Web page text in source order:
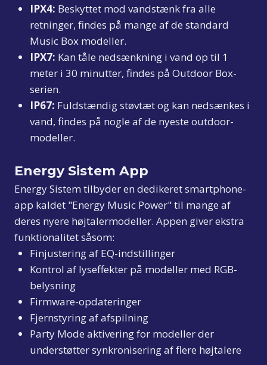
IPX4: Beskyttet mod vandstænk fra alle
retninger, findes på mange af de standard
Music Box modeller.
IPX7: Kan tåle nedsænkning i vand op til 1
meter i 30 minutter, findes på Outdoor Box-
serien.
IP67: Fuldstændig støvtæt og kan nedsænkes i
vand, findes på nogle af de nyeste outdoor-
modeller.
Energy Sistem App
Energy Sistem tilbyder en dedikeret smartphone-
app kaldet "Energy Music Power" til mange af
deres nyere højtalermodeller. Appen giver ekstra
funktionalitet såsom:
Finjustering af EQ-indstillinger
Kontrol af lyseffekter på modeller med RGB-
belysning
Firmware-opdateringer
Fjernstyring af afspilning
Party Mode aktivering for modeller der
understøtter synkronisering af flere højtalere